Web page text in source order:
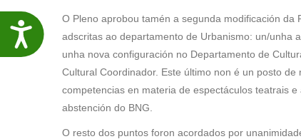
Accesibilidade
O Pleno aprobou tamén a segunda modificación
adscritas ao departamento de Urbanismo: un/unha
unha nova configuración no Departamento de
Cultural Coordinador. Este último non é un posto
competencias en materia de espectáculos teatrais
abstención do BNG.
O resto dos puntos foron acordados por